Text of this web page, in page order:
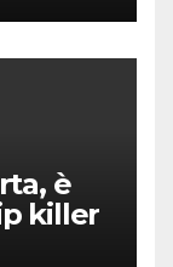
è
killer